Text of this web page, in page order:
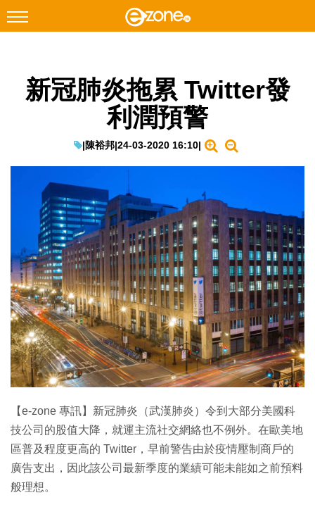
Facebook Instagram
遊戲動漫
教學評測
EduTech
IT Times
生成式AI與雲端應用
Enterprise Digital Transformation
特集
新冠肺炎拖累 Twitter發
利潤預警
|陳裕邦|24-03-2020 16:10|
【e-zone 專訊】新冠肺炎（武漢肺炎）令到大部分美國科
技公司的股值大降，就運主流社交網絡也不例外。在歐美地
區普及程度更高的 Twitter，早前警告由於疫情壓制商戶的
廣告支出，因此該公司最新季度的業績可能未能如之前預料
般理想。